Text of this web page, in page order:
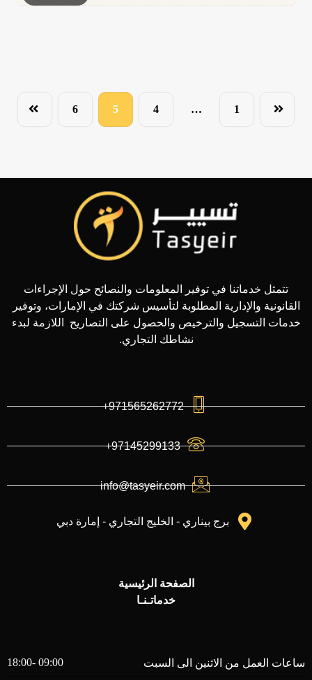
1
…
4
5
6
تتمثل خدماتنا في توفير المعلومات والنصائح حول الإجراءات
القانونية والإدارية المطلوبة لتأسيس شركتك في الإمارات، وتوفير
خدمات التسجيل والترخيص والحصول على التصاريح اللازمة لبدء
نشاطك التجاري.
971565262772+
97145299133+
info@tasyeir.com
برج بيناري - الخليج التجاري - إمارة دبي
الصفحة الرئيسية
خدماتـنـا
ساعات العمل من الاثنين الى السبت 09:00 -18:00